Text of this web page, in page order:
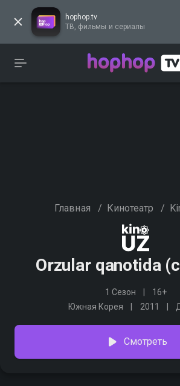
hophop.tv
ТВ, фильмы и сериалы
Главная / Кинотеатр /
Orzular qanotida
1 Сезон
16+
Южная Корея
2011
Смотреть